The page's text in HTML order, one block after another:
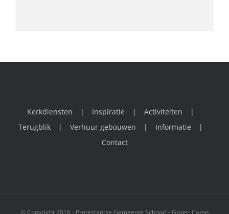
Kerkdiensten Inspiratie
Activiteiten
Terugblik
Verhuur gebouwen
Informatie
Contact